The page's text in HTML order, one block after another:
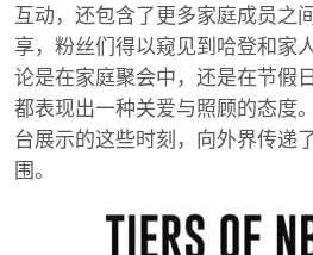
互动，还包含了更多家庭成员之
享，粉丝们得以窥见到哈登和家
论是在家庭聚会中，还是在节假
都表现出一种关爱与照顾的态度
台展示的这些时刻，向外界传递
围。